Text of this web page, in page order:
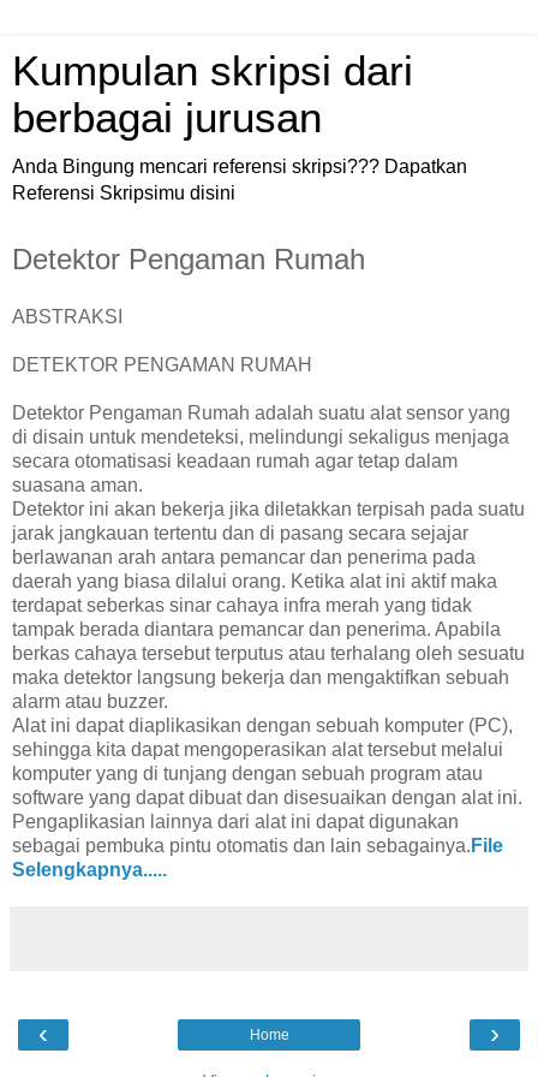
Kumpulan skripsi dari
berbagai jurusan
Anda Bingung mencari referensi skripsi??? Dapatkan
Referensi Skripsimu disini
Detektor Pengaman Rumah
ABSTRAKSI
DETEKTOR PENGAMAN RUMAH
Detektor Pengaman Rumah adalah suatu alat sensor yang
di disain untuk mendeteksi, melindungi sekaligus menjaga
secara otomatisasi keadaan rumah agar tetap dalam
suasana aman.
Detektor ini akan bekerja jika diletakkan terpisah pada suatu
jarak jangkauan tertentu dan di pasang secara sejajar
berlawanan arah antara pemancar dan penerima pada
daerah yang biasa dilalui orang. Ketika alat ini aktif maka
terdapat seberkas sinar cahaya infra merah yang tidak
tampak berada diantara pemancar dan penerima. Apabila
berkas cahaya tersebut terputus atau terhalang oleh sesuatu
maka detektor langsung bekerja dan mengaktifkan sebuah
alarm atau buzzer.
Alat ini dapat diaplikasikan dengan sebuah komputer (PC),
sehingga kita dapat mengoperasikan alat tersebut melalui
komputer yang di tunjang dengan sebuah program atau
software yang dapat dibuat dan disesuaikan dengan alat ini.
Pengaplikasian lainnya dari alat ini dapat digunakan
sebagai pembuka pintu otomatis dan lain sebagainya. File
Selengkapnya.....
‹ ›
Home